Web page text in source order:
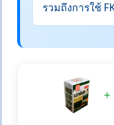
รวมถึงการใช้
+